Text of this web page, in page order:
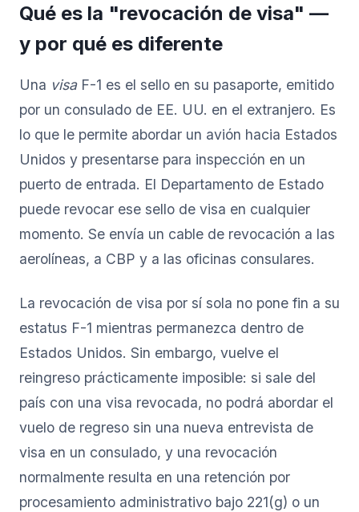
Qué es la "revocación de visa" —
y por qué es diferente
Una visaF-1 es el sello en su pasaporte, emitido
por un consulado de EE. UU. en el extranjero. Es
lo que le permite abordar un avión hacia Estados
Unidos y presentarse para inspección en un
puerto de entrada. El Departamento de Estado
puede revocar ese sello de visa en cualquier
momento. Se envía un cable de revocación a las
aerolíneas, a CBP y a las oficinas consulares.
La revocación de visa por sí sola no pone fin a su
estatus F-1 mientras permanezca dentro de
Estados Unidos. Sin embargo, vuelve el
reingreso prácticamente imposible: si sale del
país con una visa revocada, no podrá abordar el
vuelo de regreso sin una nueva entrevista de
visa en un consulado, y una revocación
normalmente resulta en una retención por
procesamiento administrativo bajo 221(g) o un